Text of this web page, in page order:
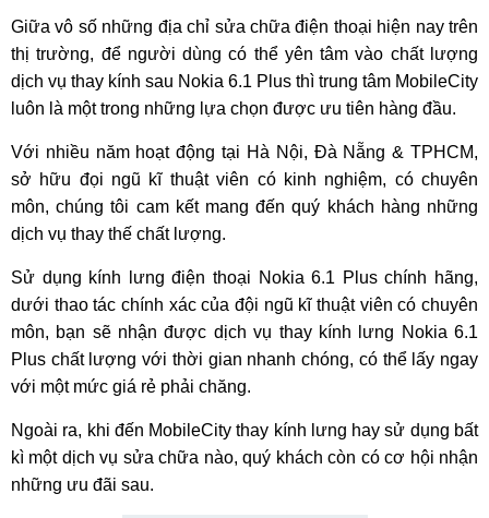
Giữa vô số những địa chỉ sửa chữa điện thoại hiện nay trên
thị trường, để người dùng có thể yên tâm vào chất lượng
dịch vụ thay kính sau Nokia 6.1 Plus thì trung tâm MobileCity
luôn là một trong những lựa chọn được ưu tiên hàng đầu.
Với nhiều năm hoạt động tại Hà Nội, Đà Nẵng & TPHCM,
sở hữu đọi ngũ kĩ thuật viên có kinh nghiệm, có chuyên
môn, chúng tôi cam kết mang đến quý khách hàng những
dịch vụ thay thế chất lượng.
Sử dụng kính lưng điện thoại Nokia 6.1 Plus chính hãng,
dưới thao tác chính xác của đội ngũ kĩ thuật viên có chuyên
môn, bạn sẽ nhận được dịch vụ thay kính lưng Nokia 6.1
Plus chất lượng với thời gian nhanh chóng, có thể lấy ngay
với một mức giá rẻ phải chăng.
Ngoài ra, khi đến MobileCity thay kính lưng hay sử dụng bất
kì một dịch vụ sửa chữa nào, quý khách còn có cơ hội nhận
những ưu đãi sau.